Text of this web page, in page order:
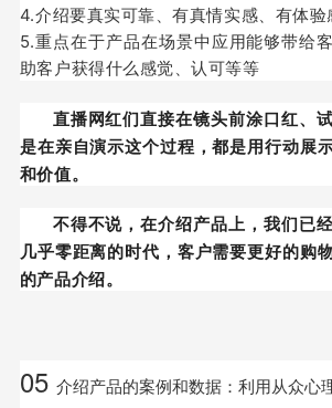
4.介绍要真实可靠、有真情实感、有体验
5.重点在于产品在场景中应用能够带给
助客户获得什么感觉、认可等等
直播网红们直接在镜头前涂口红、
是在亲自演示这个过程，都是用行动展
和价值。
不得不说，在介绍产品上，我们已
几乎零距离的时代，客户需要更好的购
的产品介绍。
05 介绍产品的案例和数据：利用从众心